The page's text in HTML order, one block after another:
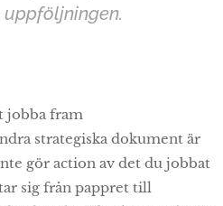
jobba fram
strategiska dokument är
gör action av det du jobbat
sig från pappret till